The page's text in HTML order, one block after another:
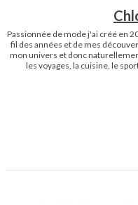
Passionnée de mode j'ai créé en
fil des années et de mes
mon univers et donc
les voyages, la cuisine, le